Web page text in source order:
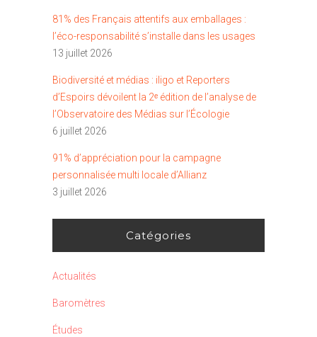
81% des Français attentifs aux emballages :
l’éco-responsabilité s’installe dans les usages
13 juillet 2026
Biodiversité et médias : iligo et Reporters
d’Espoirs dévoilent la 2ᵉ édition de l’analyse de
l’Observatoire des Médias sur l’Écologie
6 juillet 2026
91% d’appréciation pour la campagne
personnalisée multi locale d’Allianz
3 juillet 2026
Catégories
Actualités
Baromètres
Études